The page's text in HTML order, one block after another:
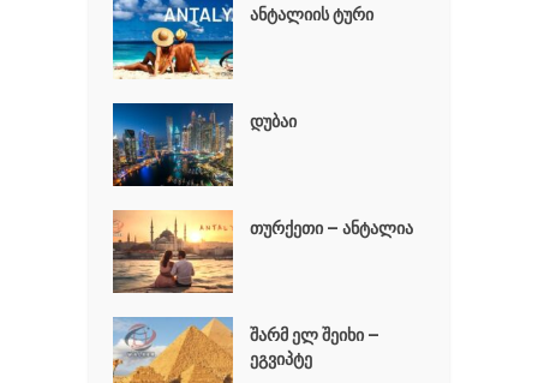
ანტალიის ტური
დუბაი
თურქეთი – ანტალია
შარმ ელ შეიხი –
ეგვიპტე